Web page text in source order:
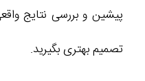
پیشین و بررسی نتایج
تصمیم بهتری بگیرید.